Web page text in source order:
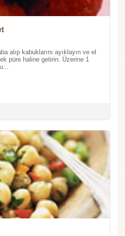
alıp kabuklarını ayıklayın ve el
püre haline getirin. Üzerine 1